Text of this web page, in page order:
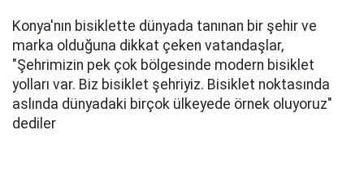
Konya'nın bisiklette dünyada tanınan bir şehir ve
marka olduğuna dikkat çeken vatandaşlar,
"Şehrimizin pek çok bölgesinde modern bisiklet
yolları var. Biz bisiklet şehriyiz. Bisiklet noktasında
aslında dünyadaki birçok ülkeyede örnek oluyoruz"
dediler